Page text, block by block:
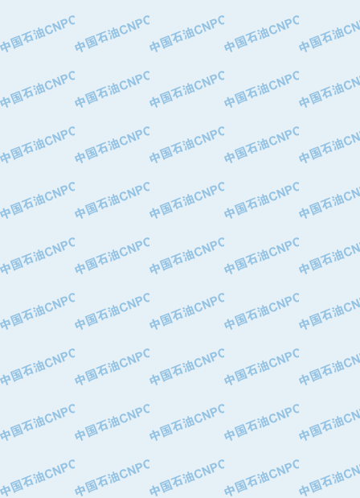
·中国石油锦西石化分公司
·大港油田集团有限责任公司
·深圳市肯多斯实业发展有限公司
·山东墨龙石油机械股份有限公司
·无锡西姆莱斯石油专用管制造有限公
·武汉钢铁（集团）公司
·马鞍山钢铁股份有限公司
·中国石油天然气股份有限公司兰州石
·中国石化茂名石化分公司
·中国石油大港油田分公司
·靖江市天和泵业有限公司
·中油油气勘探软件国家工程研究中心
·西安长庆钻宇集团咸阳石化有限公司
·新疆新冠控制系统工程有限公司
·新疆安维消防设施器材有限公司
·华北石油津工机械制造有限公司
·上海山武控制仪表有限公司
·上海赛科石油化工有限责任公司
·上海高桥石化
·中国石化扬子石油化工股份有限公司